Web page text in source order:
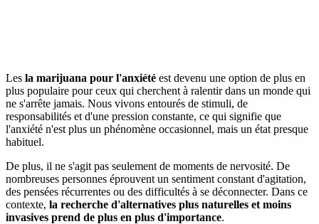
Les la marijuana pour l'anxiété est devenu une option de plus en
plus populaire pour ceux qui cherchent à ralentir dans un monde qui
ne s'arrête jamais. Nous vivons entourés de stimuli, de
responsabilités et d'une pression constante, ce qui signifie que
l'anxiété n'est plus un phénomène occasionnel, mais un état presque
habituel.
De plus, il ne s'agit pas seulement de moments de nervosité. De
nombreuses personnes éprouvent un sentiment constant d'agitation,
des pensées récurrentes ou des difficultés à se déconnecter. Dans ce
contexte, la recherche d'alternatives plus naturelles et moins
invasives prend de plus en plus d'importance.